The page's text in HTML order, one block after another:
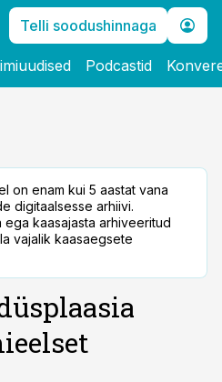
Telli soodushinnaga
Podcastid
on enam kui 5 aastat vana
digitaalsesse arhiivi.
ega kaasajasta arhiveeritud
vajalik kaasaegsete